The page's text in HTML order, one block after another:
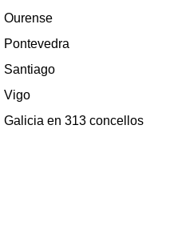
Ourense
Pontevedra
Santiago
Vigo
Galicia en 313 concellos